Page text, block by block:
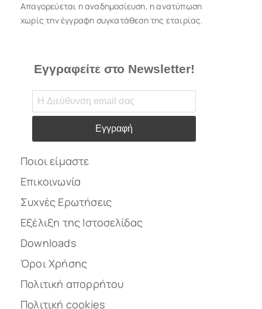
Απαγορεύεται η αναδημοσίευση, η ανατύπωση
χωρίς την έγγραφη συγκατάθεση της εταιρίας.
Εγγραφείτε στο Newsletter!
Εγγραφή
Ποιοι είμαστε
Επικοινωνία
Συχνές Ερωτήσεις
Εξέλιξη της Ιστοσελίδας
Downloads
Όροι Χρήσης
Πολιτική απορρήτου
Πολιτική cookies